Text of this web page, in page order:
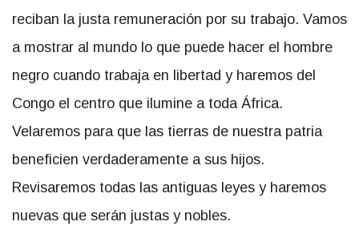
reciban la justa remuneración por su trabajo. Vamos
a mostrar al mundo lo que puede hacer el hombre
negro cuando trabaja en libertad y haremos del
Congo el centro que ilumine a toda África.
Velaremos para que las tierras de nuestra patria
beneficien verdaderamente a sus hijos.
Revisaremos todas las antiguas leyes y haremos
nuevas que serán justas y nobles.